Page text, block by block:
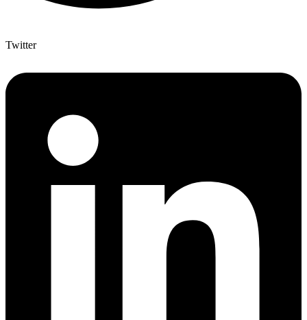
Twitter